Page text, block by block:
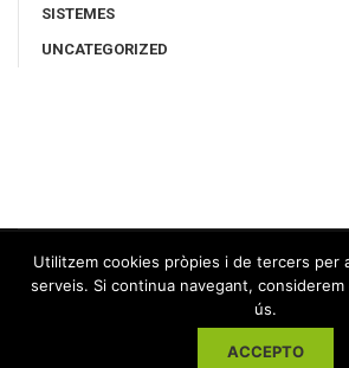
SISTEMES
UNCATEGORIZED
Utilitzem cookies pròpies i de tercers per
serveis. Si continua navegant, considerem
ús.
ACCEPTO